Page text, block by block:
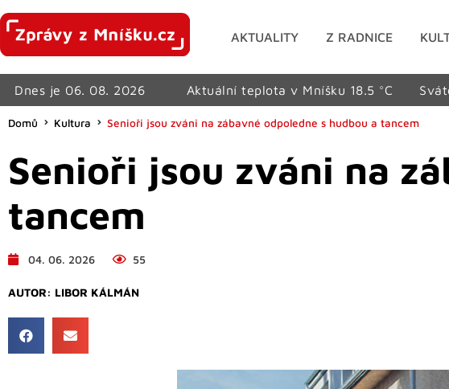
AKTUALITY Z RADNICE
Dnes je 06. 08. 2026 Aktuální teplota v Mníšku 18.5 °C
Domů Kultura Senioři jsou zváni na zábavné odpoledne s hudbou a tancem
Senioři jsou zváni na
tancem
04. 06. 2026 55
AUTOR: LIBOR KÁLMÁN